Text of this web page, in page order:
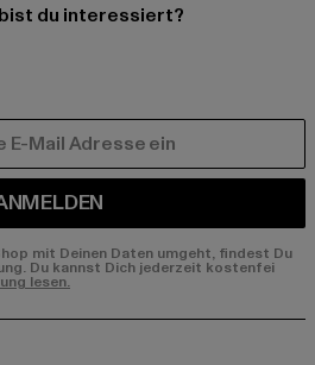
du interessiert?
mit Deinen Daten umgeht, findest Du
Du kannst Dich jederzeit kostenfei
lesen.